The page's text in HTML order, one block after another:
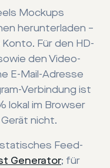
Mockups
herunterladen –
Für den HD-
den Video-
E-Mail-Adresse
Verbindung ist
lokal im Browser
nicht.
Feed-
Generator; für